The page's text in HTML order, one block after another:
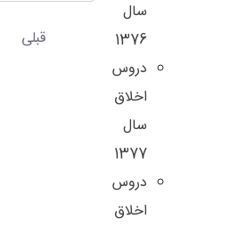
سال
1376
دروس
اخلاق
سال
1377
دروس
اخلاق
قبلی